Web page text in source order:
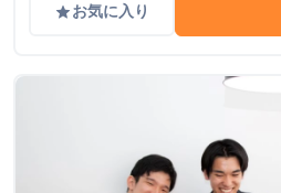
gradeお気に入り